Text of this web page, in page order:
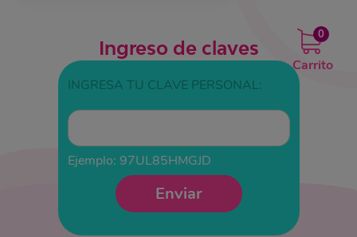
0
Carrito
Ingreso de claves
INGRESA TU CLAVE PERSONAL:
Ejemplo: 97UL85HMGJD
Enviar